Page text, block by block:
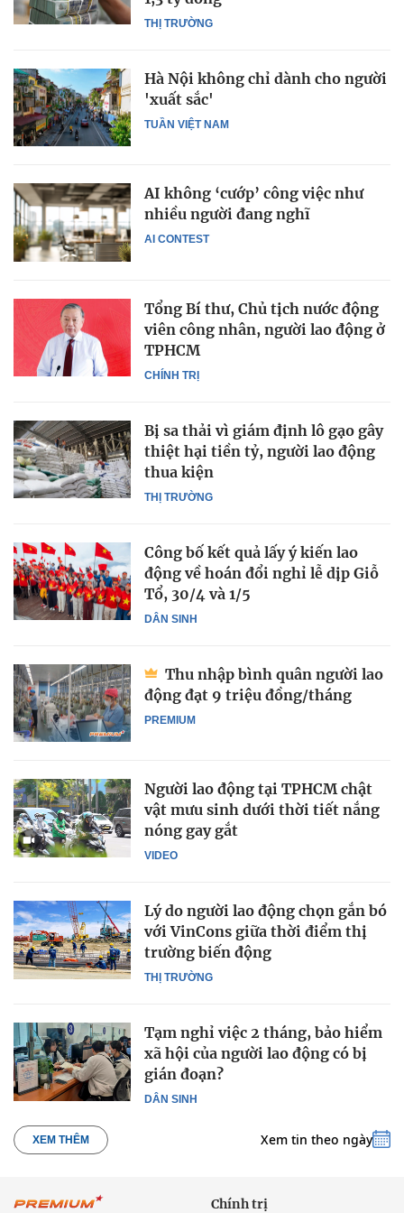
THỊ TRƯỜNG
TUẦN VIỆT NAM
Hà Nội không chỉ dành cho người
'xuất sắc'
AI CONTEST
AI không ‘cướp’ công việc như
nhiều người đang nghĩ
CHÍNH TRỊ
Tổng Bí thư, Chủ tịch nước động
viên công nhân, người lao động ở
TPHCM
THỊ TRƯỜNG
Bị sa thải vì giám định lô gạo gây
thiệt hại tiền tỷ, người lao động
thua kiện
DÂN SINH
Công bố kết quả lấy ý kiến lao
động về hoán đổi nghỉ lễ dịp Giỗ
Tổ, 30/4 và 1/5
PREMIUM
Thu nhập bình quân người lao
động đạt 9 triệu đồng/tháng
VIDEO
Người lao động tại TPHCM chật
vật mưu sinh dưới thời tiết nắng
nóng gay gắt
THỊ TRƯỜNG
Lý do người lao động chọn gắn bó
với VinCons giữa thời điểm thị
trường biến động
DÂN SINH
Tạm nghỉ việc 2 tháng, bảo hiểm
xã hội của người lao động có bị
gián đoạn?
XEM THÊM Xem tin theo ngày
Chính trị